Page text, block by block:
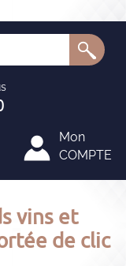
Mon
COMPTE
vins et
de clic